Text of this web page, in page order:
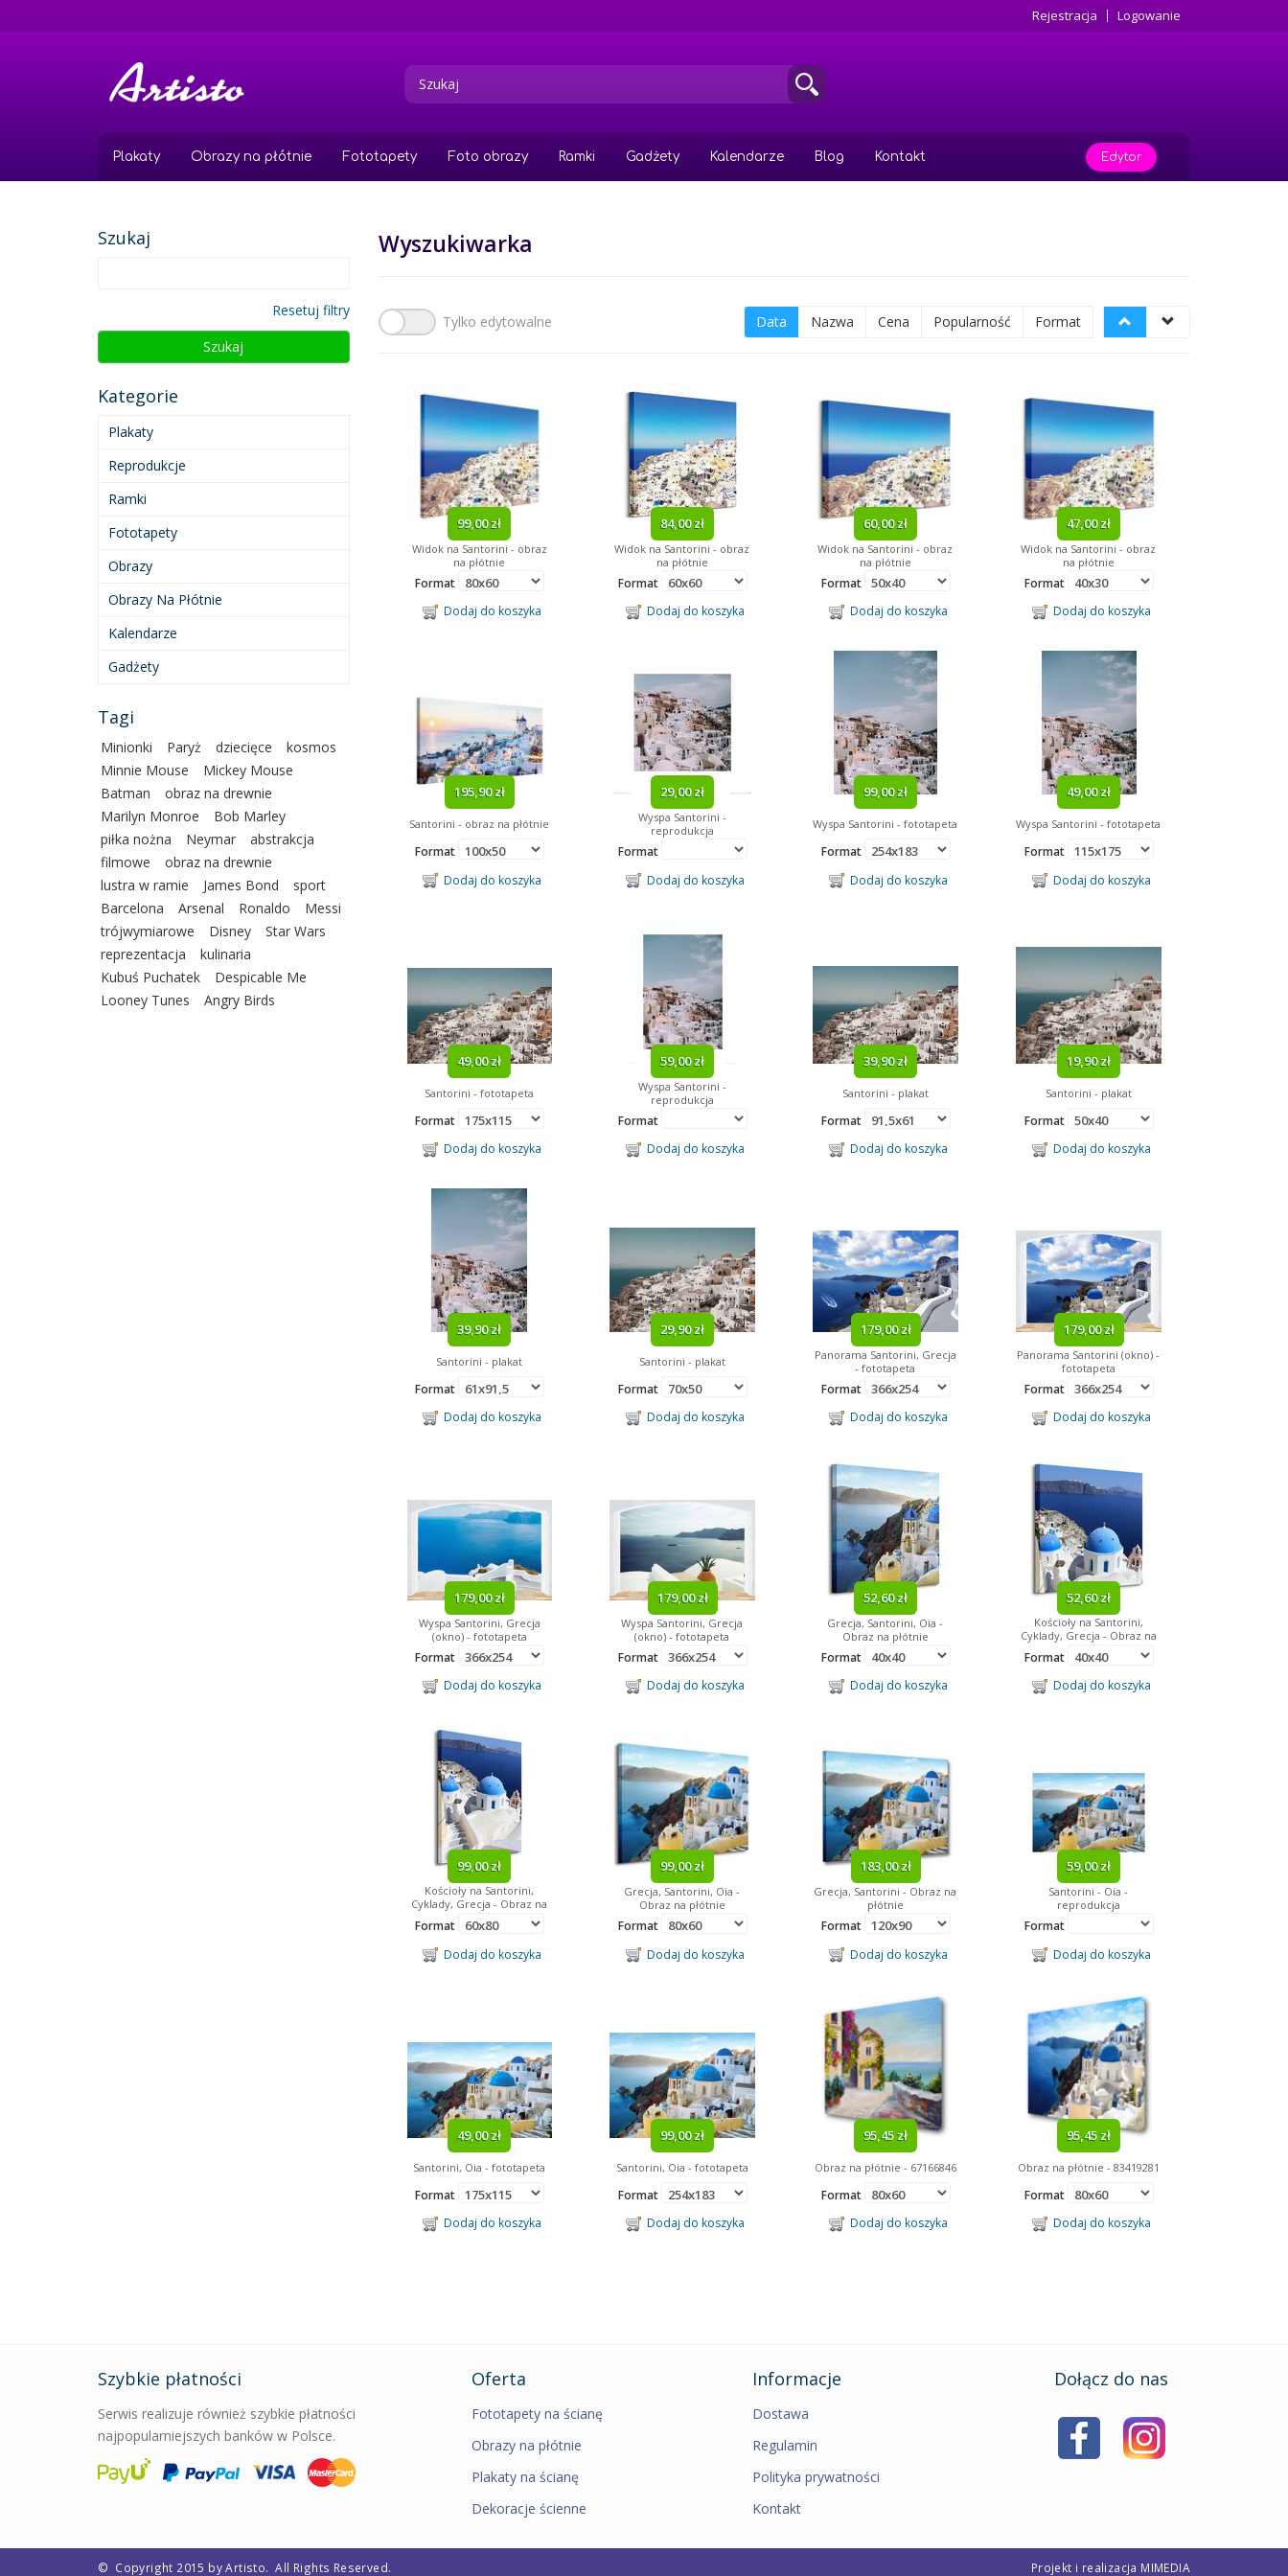
do
Rejestracja Logowanie
Plakaty Obrazy na płótnie Fototapety Foto obrazy Ramki Gadżety Kalendarze Blog Kontakt Edytor
Szukaj
Resetuj filtry
Szukaj
Kategorie
Plakaty
Reprodukcje
Ramki
Fototapety
Obrazy
Obrazy Na Płótnie
Kalendarze
Gadżety
Tagi
Minionki Paryż dziecięce
kosmos
Minnie Mouse
Mickey Mouse
Batman
obraz na drewnie
Marilyn Monroe
Bob Marley
piłka nożna
Neymar
abstrakcja
filmowe
obraz na drewnie
lustra w ramie
James Bond
sport
Barcelona
Arsenal Ronaldo
Messi
trójwymiarowe
Disney
Star Wars
reprezentacja
kulinaria
Kubuś Puchatek
Despicable Me
Looney Tunes
Angry Birds
Wyszukiwarka
Tylko edytowalne Data Nazwa Cena Popularność Format
99,00 zł
Widok na Santorini - obraz
na płótnie
Format
Dodaj do koszyka
84,00 zł
Widok na Santorini - obraz
na płótnie
Format
Dodaj do koszyka
60,00 zł
Widok na Santorini - obraz
na płótnie
Format
Dodaj do koszyka
47,00 zł
Widok na Santorini - obraz
na płótnie
Format
Dodaj do koszyka
195,90 zł
Santorini - obraz na płótnie
Format
Dodaj do koszyka
29,00 zł
Wyspa Santorini -
reprodukcja
Format
Dodaj do koszyka
99,00 zł
Wyspa Santorini - fototapeta
Format
Dodaj do koszyka
49,00 zł
Wyspa Santorini - fototapeta
Format
Dodaj do koszyka
49,00 zł
Santorini - fototapeta
Format
Dodaj do koszyka
59,00 zł
Wyspa Santorini -
reprodukcja
Format
Dodaj do koszyka
39,90 zł
Santorini - plakat
Format
Dodaj do koszyka
19,90 zł
Santorini - plakat
Format
Dodaj do koszyka
39,90 zł
Santorini - plakat
Format
Dodaj do koszyka
29,90 zł
Santorini - plakat
Format
Dodaj do koszyka
179,00 zł
Panorama Santorini, Grecja
- fototapeta
Format
Dodaj do koszyka
179,00 zł
Panorama Santorini (okno) -
fototapeta
Format
Dodaj do koszyka
179,00 zł
Wyspa Santorini, Grecja
(okno) - fototapeta
Format
Dodaj do koszyka
179,00 zł
Wyspa Santorini, Grecja
(okno) - fototapeta
Format
Dodaj do koszyka
52,60 zł
Grecja, Santorini, Oia -
Obraz na płótnie
Format
Dodaj do koszyka
52,60 zł
Kościoły na Santorini,
Cyklady, Grecja - Obraz na
Format
Dodaj do koszyka
99,00 zł
Kościoły na Santorini,
Cyklady, Grecja - Obraz na
Format
Dodaj do koszyka
99,00 zł
Grecja, Santorini, Oia -
Obraz na płótnie
Format
Dodaj do koszyka
183,00 zł
Grecja, Santorini - Obraz na
płótnie
Format
Dodaj do koszyka
59,00 zł
Santorini - Oia -
reprodukcja
Format
Dodaj do koszyka
49,00 zł
Santorini, Oia - fototapeta
Format
Dodaj do koszyka
99,00 zł
Santorini, Oia - fototapeta
Format
Dodaj do koszyka
95,45 zł
Obraz na płótnie - 67166846
Format
Dodaj do koszyka
95,45 zł
Obraz na płótnie - 83419281
Format
Dodaj do koszyka
Szybkie płatności
Serwis realizuje również szybkie płatności
najpopularniejszych banków w Polsce.
Oferta
Fototapety na ścianę
Obrazy na płótnie
Plakaty na ścianę
Dekoracje ścienne
Informacje
Dostawa
Regulamin
Polityka prywatności
Kontakt
Dołącz do nas
© Copyright 2015 by Artisto. All Rights Reserved. Projekt i realizacja MIMEDIA